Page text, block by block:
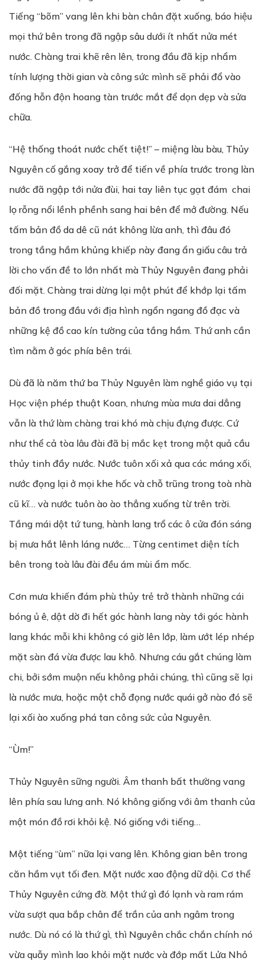
Tiếng “bõm” vang lên khi bàn chân đặt xuống, báo hiệu
mọi thứ bên trong đã ngập sâu dưới ít nhất nửa mét
nước. Chàng trai khẽ rên lên, trong đầu đã kịp nhẩm
tính lượng thời gian và công sức mình sẽ phải đổ vào
đống hỗn độn hoang tàn trước mắt để dọn dẹp và sửa
chữa.
“Hệ thống thoát nước chết tiệt!” – miệng làu bàu, Thủy
Nguyên cố gắng xoay trở để tiến về phía trước trong làn
nước đã ngập tới nửa đùi, hai tay liên tục gạt đám chai
lọ rỗng nổi lềnh phềnh sang hai bên để mở đường. Nếu
tấm bản đồ da dê cũ nát không lừa anh, thì đâu đó
trong tầng hầm khủng khiếp này đang ẩn giấu câu trả
lời cho vấn đề to lớn nhất mà Thủy Nguyên đang phải
đối mặt. Chàng trai dừng lại một phút để khớp lại tấm
bản đồ trong đầu với địa hình ngổn ngang đồ đạc và
những kệ đồ cao kín tường của tầng hầm. Thứ anh cần
tìm nằm ở góc phía bên trái.
Dù đã là năm thứ ba Thủy Nguyên làm nghề giáo vụ tại
Học viện phép thuật Koan, nhưng mùa mưa dai dẳng
vẫn là thứ làm chàng trai khó mà chịu đựng được. Cứ
như thể cả tòa lâu đài đã bị mắc kẹt trong một quả cầu
thủy tinh đầy nước. Nước tuôn xối xả qua các máng xối,
nước đọng lại ở mọi khe hốc và chỗ trũng trong toà nhà
cũ kĩ… và nước tuôn ào ào thẳng xuống từ trên trời.
Tầng mái dột tứ tung, hành lang trổ các ô cửa đón sáng
bị mưa hắt lênh láng nước… Từng centimet diện tích
bên trong toà lâu đài đều ám mùi ẩm mốc.
Cơn mưa khiến đám phù thủy trẻ trở thành những cái
bóng ủ ê, dật dờ đi hết góc hành lang này tới góc hành
lang khác mỗi khi không có giờ lên lớp, làm ướt lép nhép
mặt sàn đá vừa được lau khô. Nhưng cáu gắt chúng làm
chi, bởi sớm muộn nếu không phải chúng, thì cũng sẽ lại
là nước mưa, hoặc một chỗ đọng nước quái gở nào đó sẽ
lại xối ào xuống phá tan công sức của Nguyên.
“Ùm!”
Thủy Nguyên sững người. Âm thanh bất thường vang
lên phía sau lưng anh. Nó không giống với âm thanh của
một món đồ rơi khỏi kệ. Nó giống với tiếng…
Một tiếng “ùm” nữa lại vang lên. Không gian bên trong
căn hầm vụt tối đen. Mặt nước xao động dữ dội. Cơ thể
Thủy Nguyên cứng đờ. Một thứ gì đó lạnh và ram rám
vừa sượt qua bắp chân để trần của anh ngâm trong
nước. Dù nó có là thứ gì, thì Nguyên chắc chắn chính nó
vừa quẫy mình lao khỏi mặt nước và đớp mất Lửa Nhỏ